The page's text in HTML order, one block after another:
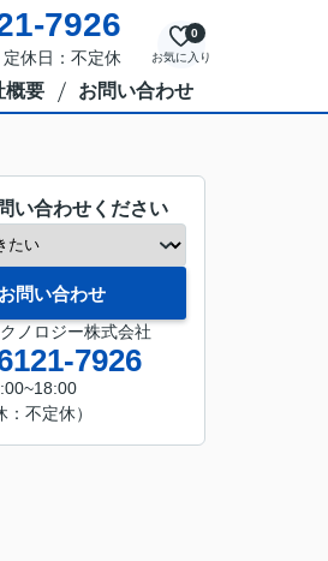
7926
休日：不定休 お気に入り
0
概要 お問い合わせ
い合わせください
問い合わせ
ノロジー株式会社
7926
：不定休）